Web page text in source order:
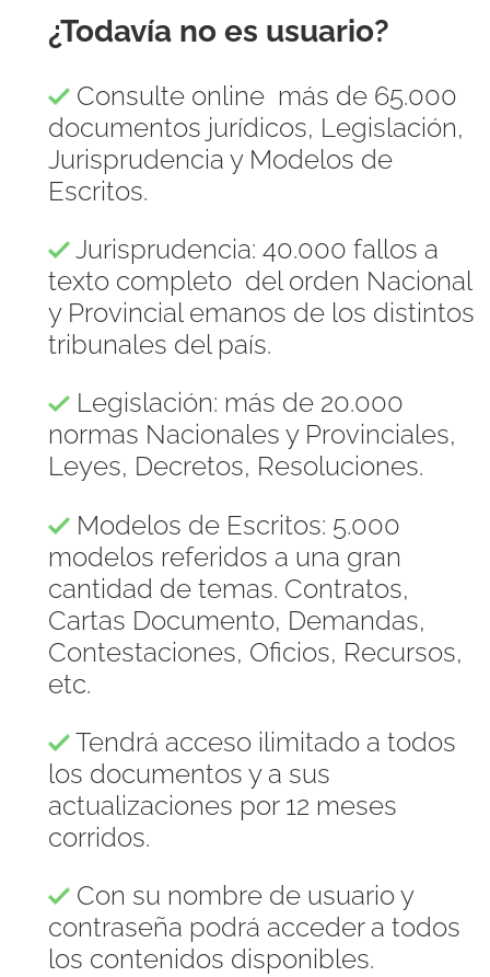
¿Todavía no es usuario?
Consulte online más de 65.000
documentos jurídicos, Legislación,
Jurisprudencia y Modelos de
Escritos.
Jurisprudencia: 40.000 fallos a
texto completo del orden Nacional
y Provincial emanos de los distintos
tribunales del país.
Legislación: más de 20.000
normas Nacionales y Provinciales,
Leyes, Decretos, Resoluciones.
Modelos de Escritos: 5.000
modelos referidos a una gran
cantidad de temas. Contratos,
Cartas Documento, Demandas,
Contestaciones, Oficios, Recursos,
etc.
Tendrá acceso ilimitado a todos
los documentos y a sus
actualizaciones por 12 meses
corridos.
Con su nombre de usuario y
contraseña podrá acceder a todos
los contenidos disponibles.